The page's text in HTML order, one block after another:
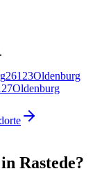
26123Oldenburg
Oldenburg
Rastede?